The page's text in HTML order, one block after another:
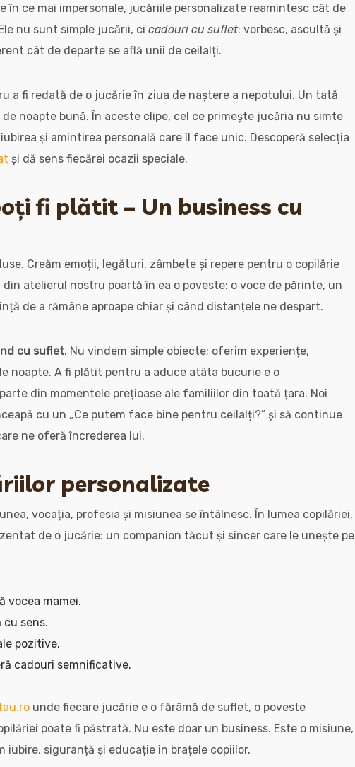
în ce mai impersonale, jucăriile personalizate reamintesc cât de
nu sunt simple jucării, ci cadouri cu suflet: vorbesc, ascultă și
cât de departe se află unii de ceilalți.
a fi redată de o jucărie în ziua de naștere a nepotului. Un tată
noapte bună. În aceste clipe, cel ce primește jucăria nu simte
și amintirea personală care îl face unic. Descoperă selecția
și dă sens fiecărei ocazii speciale.
fi plătit – Un business cu
Creăm emoții, legături, zâmbete și repere pentru o copilărie
atelierul nostru poartă în ea o poveste: o voce de părinte, un
de a rămâne aproape chiar și când distanțele ne despart.
cu suflet. Nu vindem simple obiecte; oferim experiențe,
noapte. A fi plătit pentru a aduce atâta bucurie e o
din momentele prețioase ale familiilor din toată țara. Noi
cu un „Ce putem face bine pentru ceilalți?” și să continue
ne oferă încrederea lui.
personalizate
vocația, profesia și misiunea se întâlnesc. În lumea copilăriei,
de o jucărie: un companion tăcut și sincer care le unește pe
vocea mamei.
cu sens.
pozitive.
cadouri semnificative.
unde fiecare jucărie e o fărâmă de suflet, o poveste
poate fi păstrată. Nu este doar un business. Este o misiune,
iubire, siguranță și educație în brațele copiilor.